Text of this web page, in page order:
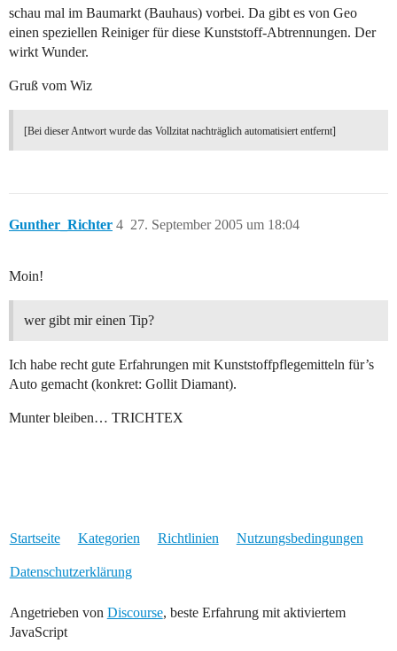
schau mal im Baumarkt (Bauhaus) vorbei. Da gibt es von Geo
einen speziellen Reiniger für diese Kunststoff-Abtrennungen. Der
wirkt Wunder.
Gruß vom Wiz
[Bei dieser Antwort wurde das Vollzitat nachträglich automatisiert entfernt]
Gunther_Richter 27. September 2005 um 18:04
4
Moin!
wer gibt mir einen Tip?
Ich habe recht gute Erfahrungen mit Kunststoffpflegemitteln für’s
Auto gemacht (konkret: Gollit Diamant).
Munter bleiben… TRICHTEX
Startseite Kategorien Richtlinien Nutzungsbedingungen
Datenschutzerklärung
Angetrieben von Discourse, beste Erfahrung mit aktiviertem
JavaScript